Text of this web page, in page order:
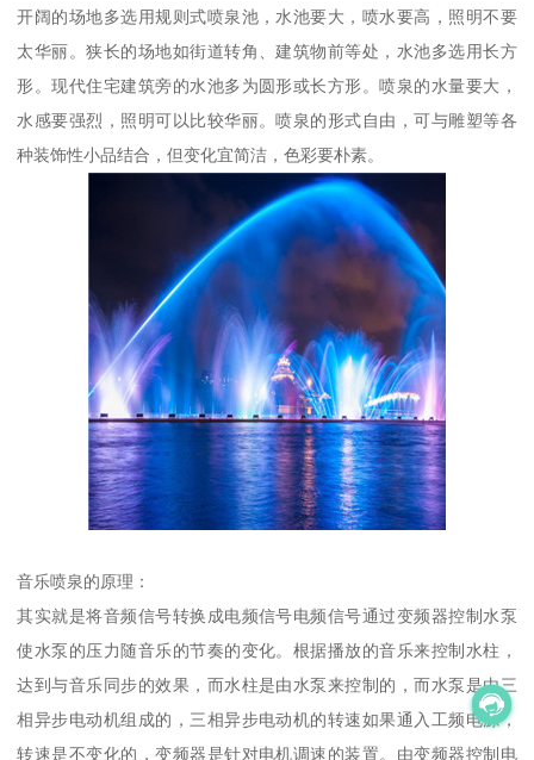
开阔的场地多选用规则式喷泉池，水池要大，喷水要高，照明不要
太华丽。狭长的场地如街道转角、建筑物前等处，水池多选用长方
形。现代住宅建筑旁的水池多为圆形或长方形。喷泉的水量要大，
水感要强烈，照明可以比较华丽。喷泉的形式自由，可与雕塑等各
种装饰性小品结合，但变化宜简洁，色彩要朴素。
音乐喷泉的原理：
其实就是将音频信号转换成电频信号电频信号通过变频器控制水泵
使水泵的压力随音乐的节奏的变化。根据播放的音乐来控制水柱，
达到与音乐同步的效果，而水柱是由水泵来控制的，而水泵是由三
相异步电动机组成的，三相异步电动机的转速如果通入工频电源，
转速是不变化的，变频器是针对电机调速的装置。由变频器控制电